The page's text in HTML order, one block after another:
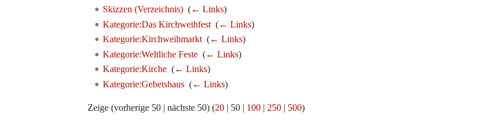
Skizzen (Verzeichnis)‎ (← Links)
Kategorie:Das Kirchweihfest‎ (← Links)
Kategorie:Kirchweihmarkt‎ (← Links)
Kategorie:Weltliche Feste‎ (← Links)
Kategorie:Kirche‎ (← Links)
Kategorie:Gebetshaus‎ (← Links)
Zeige (vorherige 50 | nächste 50) (20 | 50 | 100 | 250 | 500)